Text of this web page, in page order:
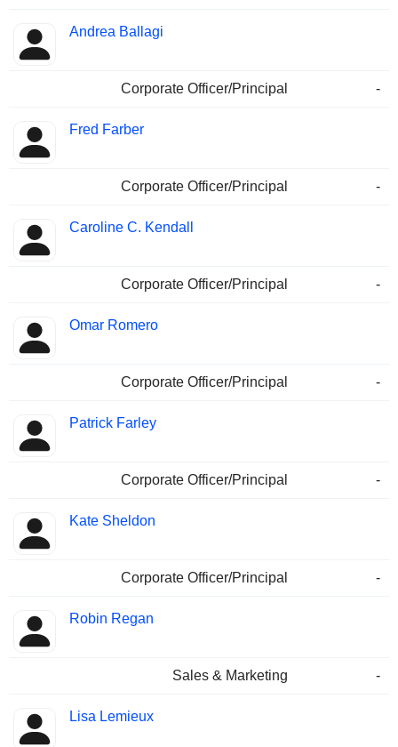
Andrea Ballagi
Corporate Officer/Principal -
Fred Farber
Corporate Officer/Principal -
Caroline C. Kendall
Corporate Officer/Principal -
Omar Romero
Corporate Officer/Principal -
Patrick Farley
Corporate Officer/Principal -
Kate Sheldon
Corporate Officer/Principal -
Robin Regan
Sales & Marketing -
Lisa Lemieux